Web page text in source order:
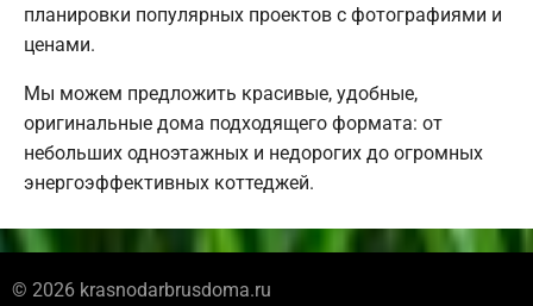
планировки популярных проектов с фотографиями и
ценами.
Мы можем предложить красивые, удобные,
оригинальные дома подходящего формата: от
небольших одноэтажных и недорогих до огромных
энергоэффективных коттеджей.
© 2026 krasnodarbrusdoma.ru